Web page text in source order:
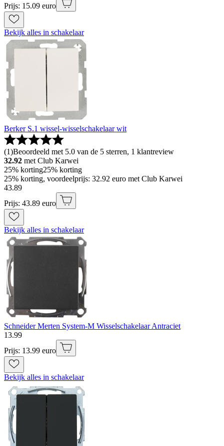
Prijs: 15.09 euro
Bekijk alles in schakelaar
Berker S.1 wissel-wisselschakelaar wit
(1)Beoordeeld met 5.0 van de 5 sterren, 1 klantreview
32.92 met Club Karwei
25% korting25% korting
25% korting, voordeelprijs: 32.92 euro met Club Karwei
43.89
Prijs: 43.89 euro
Bekijk alles in schakelaar
Schneider Merten System-M Wisselschakelaar Antraciet
13.99
Prijs: 13.99 euro
Bekijk alles in schakelaar